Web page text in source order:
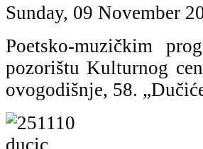
Sunday, 09 November
Poetsko-muzičkim
pozorištu Kulturnog
ovogodišnje, 58.